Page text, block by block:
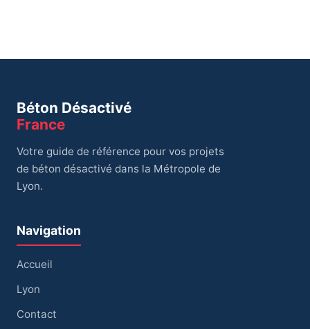
Béton Désactivé
France
Votre guide de référence pour vos projets
de béton désactivé dans la Métropole de
Lyon.
Navigation
Accueil
Lyon
Contact